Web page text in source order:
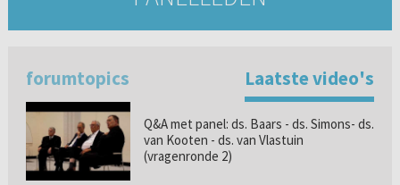
forumtopics Laatste video's
Q&A met panel: ds. Baars - ds. Simons- ds.
van Kooten - ds. van Vlastuin
(vragenronde 2)